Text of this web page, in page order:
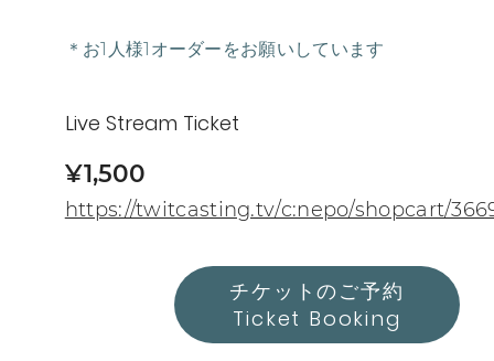
＊お1人様1オーダーをお願いしています
Live Stream Ticket
¥1,500
https://twitcasting.tv/c:nepo/shopcart/
チケットのご予約
Ticket Booking